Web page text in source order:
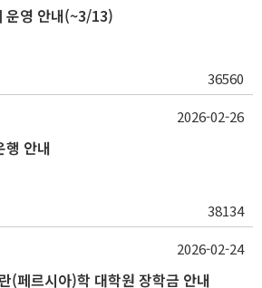
운영 안내(~3/13)
36560
행 안내
38134
2026-02-26
페르시아)학 대학원 장학금 안내
2026-02-24